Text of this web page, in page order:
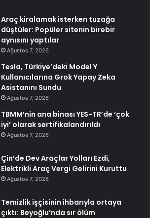
Araç kiralamak isterken tuzağa
düştüler: Popüler sitenin birebir
aynısını yaptılar
Ağustos 7, 2026
Tesla, Türkiye’deki Model Y
Kullanıcılarına Grok Yapay Zeka
Asistanını Sundu
Ağustos 7, 2026
TBMM’nin ana binası YES-TR’de ‘çok
iyi’ olarak sertifikalandırıldı
Ağustos 7, 2026
Çin’de Dev Araçlar Yolları Ezdi,
Elektrikli Araç Vergi Gelirini Kuruttu
Ağustos 7, 2026
Temizlik işçisinin ihbarıyla ortaya
çıktı: Beyoğlu’nda sır ölüm